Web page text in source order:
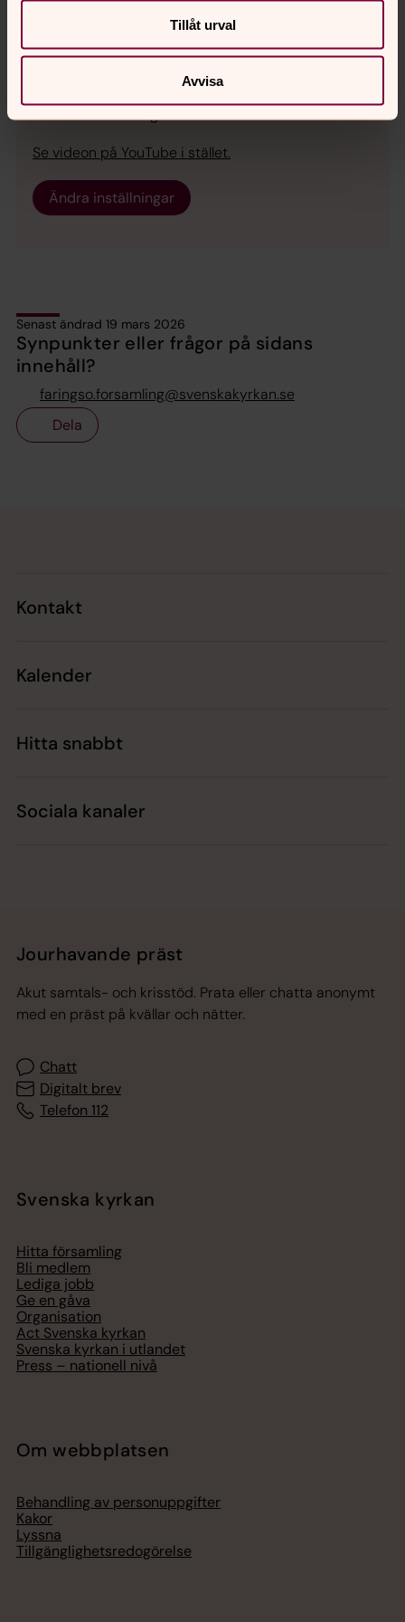
Tillåt urval
Avvisa
För att se innehållet behöver du acceptera kakor
för marknadsföring.
Se videon på YouTube i stället.
Ändra inställningar
Senast ändrad 19 mars 2026
Synpunkter eller frågor på sidans
innehåll?
faringso.forsamling@svenskakyrkan.se
Dela
Kontakt
Kalender
Hitta snabbt
Sociala kanaler
Jourhavande präst
Akut samtals- och krisstöd. Prata eller chatta anonymt
med en präst på kvällar och nätter.
Chatt
Digitalt brev
Telefon 112
Svenska kyrkan
Hitta församling
Bli medlem
Lediga jobb
Ge en gåva
Organisation
Act Svenska kyrkan
Svenska kyrkan i utlandet
Press – nationell nivå
Om webbplatsen
Behandling av personuppgifter
Kakor
Lyssna
Tillgänglighetsredogörelse